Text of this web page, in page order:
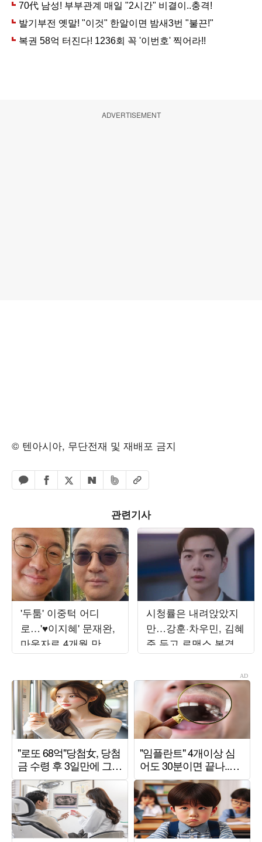
ADVERTISEMENT
© 텐아시아, 무단전재 및 재배포 금지
카카오톡 공유하기
페이스북 공유하기
엑스 공유하기
네이버 공유하기
밴드 공유하기
URL복사
관련기사
'두툼' 이중턱 어디
로…'♥이지혜' 문재완,
마운자로 4개월 만에
얼굴 반쪽됐네
시청률은 내려앉았지
만…강훈·차우민, 김혜
준 두고 로맨스 본격화
('최애의')